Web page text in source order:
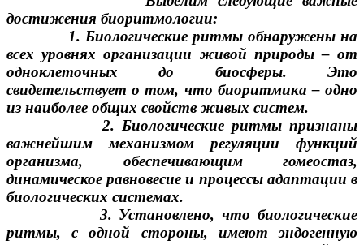
достижения биоритмологии:
1. Биологические ритмы обнаружены на
всех уровнях организации живой природы – от
одноклеточных до биосферы. Это
свидетельствует о том, что биоритмика – одно
из наиболее общих свойств живых систем.
2. Биологические ритмы признаны
важнейшим механизмом регуляции функций
организма, обеспечивающим гомеостаз,
динамическое равновесие и процессы адаптации в
биологических системах.
3. Установлено, что биологические
ритмы, с одной стороны, имеют эндогенную